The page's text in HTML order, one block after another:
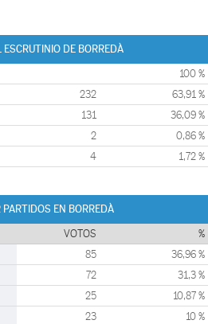
ESCRUTINIO DE BORREDÀ
100 %
232 63,91 %
131 36,09 %
2 0,86 %
4 1,72 %
EN BORREDÀ
VOTOS %
85 36,96 %
72 31,3 %
25 10,87 %
23 10 %